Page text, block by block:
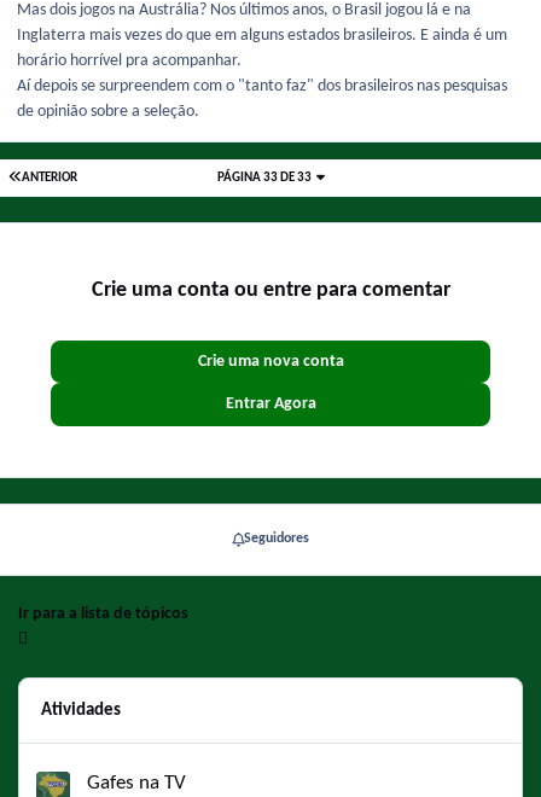
Mas dois jogos na Austrália? Nos últimos anos, o Brasil jogou lá e na
Inglaterra mais vezes do que em alguns estados brasileiros. E ainda é um
horário horrível pra acompanhar.
Aí depois se surpreendem com o "tanto faz" dos brasileiros nas pesquisas
de opinião sobre a seleção.
ANTERIOR PÁGINA 33 DE 33
Crie uma conta ou entre para comentar
Crie uma nova conta
Entrar Agora
Seguidores
Ir para a lista de tópicos
Atividades
Gafes na TV